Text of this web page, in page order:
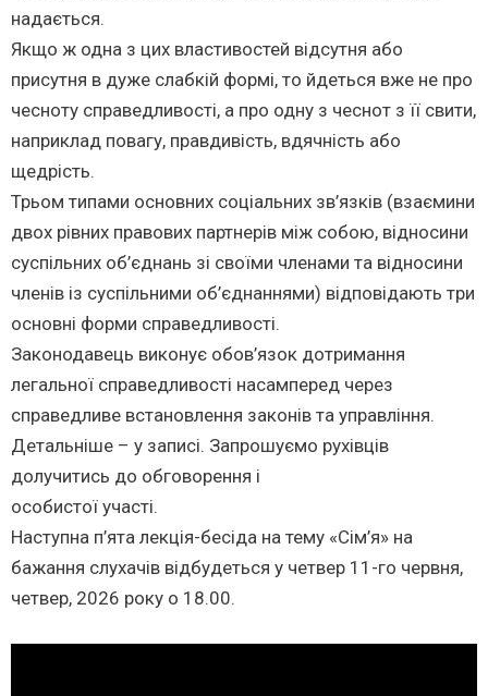
надається.
Якщо ж одна з цих властивостей відсутня або
присутня в дуже слабкій формі, то йдеться вже не про
чесноту справедливості, а про одну з чеснот з її свити,
наприклад повагу, правдивість, вдячність або
щедрість.
Трьом типами основних соціальних зв’язків (взаємини
двох рівних правових партнерів між собою, відносини
суспільних об’єднань зі своїми членами та відносини
членів із суспільними об’єднаннями) відповідають три
основні форми справедливості.
Законодавець виконує обов’язок дотримання
легальної справедливості насамперед через
справедливе встановлення законів та управління.
Детальніше – у записі. Запрошуємо рухівців
долучитись до обговорення і
особистої участі.
Наступна п’ята лекція-бесіда на тему «Сім’я» на
бажання слухачів відбудеться у четвер 11-го червня,
четвер, 2026 року о 18.00.